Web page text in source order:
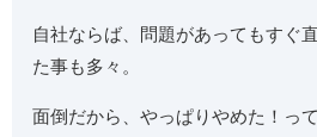
自社ならば、問題があってもすぐ
た事も多々。
面倒だから、やっぱりやめた！っ